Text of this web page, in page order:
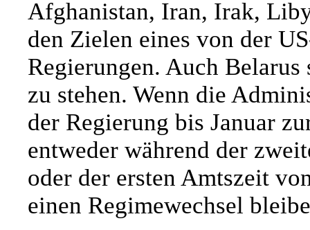
Afghanistan, Iran, Irak,
den Zielen eines von der
Regierungen. Auch
zu stehen. Wenn die
der Regierung bis Januar
entweder während der
oder der ersten Amtszeit
einen Regimewechsel